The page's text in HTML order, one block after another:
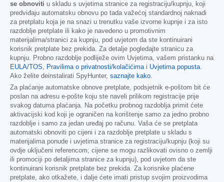
se obnoviti u skladu s uvjetima stranice za registraciju/kupnju, koji
predviđaju automatsku obnovu po tada važećoj standardnoj naknadi
za pretplatu koja je na snazi u trenutku vaše izvorne kupnje i za isto
razdoblje pretplate ili kako je navedeno u promotivnim
materijalima/stranici za kupnju, pod uvjetom da ste kontinuirani
korisnik pretplate bez prekida. Za detalje pogledajte stranicu za
kupnju. Probno razdoblje podliježe ovim Uvjetima, vašem pristanku na
EULA/TOS, Pravilima o privatnosti/kolačićimai Uvjetima popusta.
Ako želite deinstalirati SpyHunter, saznajte kako.
Za plaćanje automatske obnove pretplate, podsjetnik e-poštom bit će
poslan na adresu e-pošte koju ste naveli prilikom registracije prije
svakog datuma plaćanja. Na početku probnog razdoblja primit ćete
aktivacijski kod koji je ograničen na korištenje samo za jedno probno
razdoblje i samo za jedan uređaj po računu. Vaša će se pretplata
automatski obnoviti po cijeni i za razdoblje pretplate u skladu s
materijalima ponude i uvjetima stranice za registraciju/kupnju (koji su
ovdje uključeni referencom; cijene se mogu razlikovati ovisno o zemlji
ili promociji po detaljima stranice za kupnju), pod uvjetom da ste
kontinuirani korisnik pretplate bez prekida. Za korisnike plaćene
pretplate, ako otkažete, i dalje ćete imati pristup svojim proizvodima